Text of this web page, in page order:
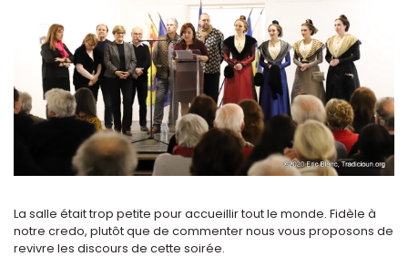
La salle était trop petite pour accueillir tout le monde. Fidèle à
notre credo, plutôt que de commenter nous vous proposons de
revivre les discours de cette soirée.